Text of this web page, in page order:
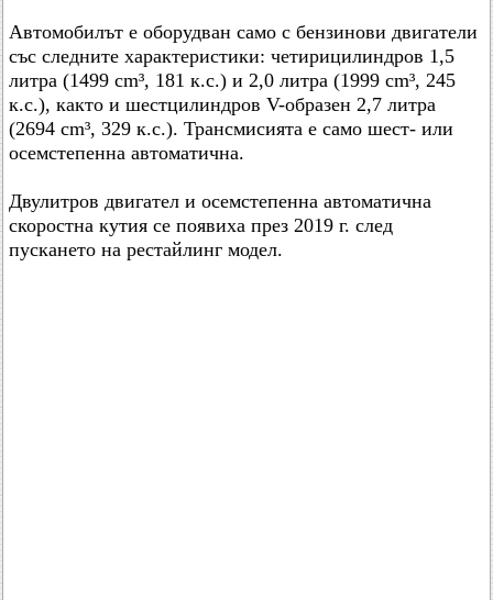
Автомобилът е оборудван само с бензинови двигатели
със следните характеристики: четирицилиндров 1,5
литра (1499 cm³, 181 к.с.) и 2,0 литра (1999 cm³, 245
к.с.), както и шестцилиндров V-образен 2,7 литра
(2694 cm³, 329 к.с.). Трансмисията е само шест- или
осемстепенна автоматична.
Двулитров двигател и осемстепенна автоматична
скоростна кутия се появиха през 2019 г. след
пускането на рестайлинг модел.